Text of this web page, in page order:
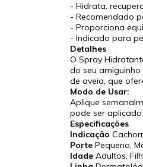
- Hidrata,
- Recomendado
- Proporciona
- Indicado para
Detalhes
O Spray
do seu
de aveia, que
Modo de Usar:
Aplique
pode ser
Especificações
Indicação
Porte Pequeno,
Idade Adultos,